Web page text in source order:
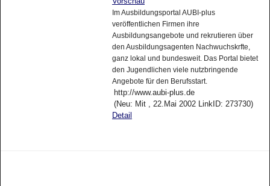
Vorschau
Im Ausbildungsportal AUBI-plus
veröffentlichen Firmen ihre
Ausbildungsangebote und rekrutieren über
den Ausbildungsagenten Nachwuchskrfte,
ganz lokal und bundesweit. Das Portal bietet
den Jugendlichen viele nutzbringende
Angebote für den Berufsstart.
http://www.aubi-plus.de
(Neu: Mit , 22.Mai 2002 LinkID: 273730)
Detail